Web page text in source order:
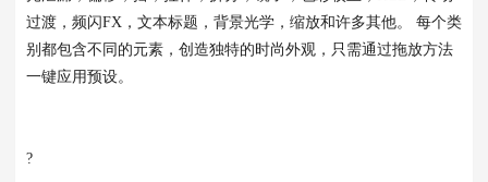
过渡，频闪FX，文本标题，背景光学，缩放和许多其他。 每个类
别都包含不同的元素，创造独特的时尚外观，只需通过拖放方法
一键应用预设。
?